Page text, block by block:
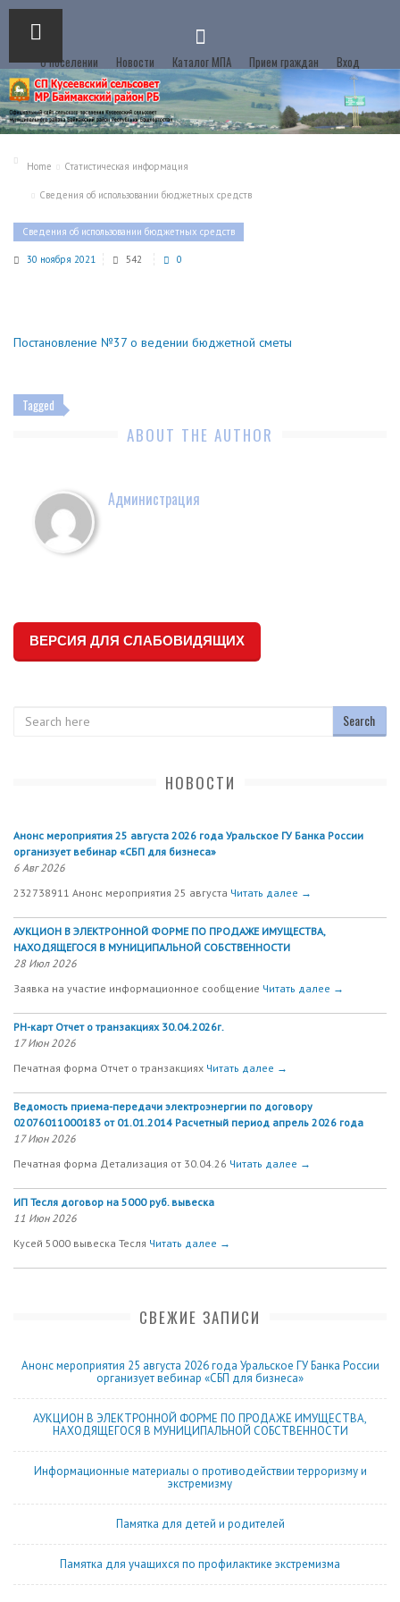
О поселении Новости Каталог МПА Прием граждан Вход
Home Статистическая информация
Сведения об использовании бюджетных средств
Сведения об использовании бюджетных средств
30 ноября 2021 542 0
Постановление №37 о ведении бюджетной сметы
Tagged
ABOUT THE AUTHOR
Администрация
ВЕРСИЯ ДЛЯ СЛАБОВИДЯЩИХ
НОВОСТИ
Анонс мероприятия 25 августа 2026 года Уральское ГУ Банка России
организует вебинар «СБП для бизнеса»
6 Авг 2026
232738911 Анонс мероприятия 25 августа Читать далее →
АУКЦИОН В ЭЛЕКТРОННОЙ ФОРМЕ ПО ПРОДАЖЕ ИМУЩЕСТВА,
НАХОДЯЩЕГОСЯ В МУНИЦИПАЛЬНОЙ СОБСТВЕННОСТИ
28 Июл 2026
Заявка на участие информационное сообщение Читать далее →
РН-карт Отчет о транзакциях 30.04.2026г.
17 Июн 2026
Печатная форма Отчет о транзакциях Читать далее →
Ведомость приема-передачи электроэнергии по договору
02076011000183 от 01.01.2014 Расчетный период апрель 2026 года
17 Июн 2026
Печатная форма Детализация от 30.04.26 Читать далее →
ИП Тесля договор на 5000 руб. вывеска
11 Июн 2026
Кусей 5000 вывеска Тесля Читать далее →
СВЕЖИЕ ЗАПИСИ
Анонс мероприятия 25 августа 2026 года Уральское ГУ Банка России
организует вебинар «СБП для бизнеса»
АУКЦИОН В ЭЛЕКТРОННОЙ ФОРМЕ ПО ПРОДАЖЕ ИМУЩЕСТВА,
НАХОДЯЩЕГОСЯ В МУНИЦИПАЛЬНОЙ СОБСТВЕННОСТИ
Информационные материалы о противодействии терроризму и
экстремизму
Памятка для детей и родителей
Памятка для учащихся по профилактике экстремизма